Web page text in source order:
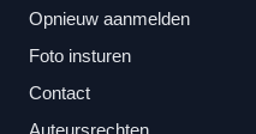
Opnieuw aanmelden
Foto insturen
Contact
Auteursrechten